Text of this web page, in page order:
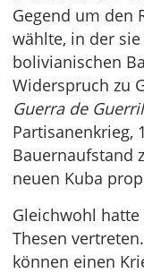
Gegend um den
wählte, in der
bolivianischen
Widerspruch zu
Guerra de
Partisanenkrieg,
Bauernaufstand
neuen Kuba
Gleichwohl
Thesen
können einen